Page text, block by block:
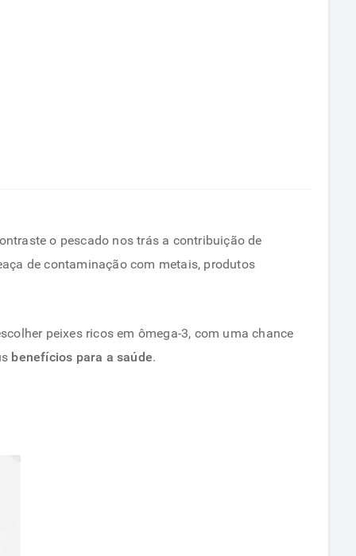
o pescado nos trás a contribuição de
de contaminação com metais, produtos
peixes ricos em ômega-3, com uma chance
benefícios para a saúde.